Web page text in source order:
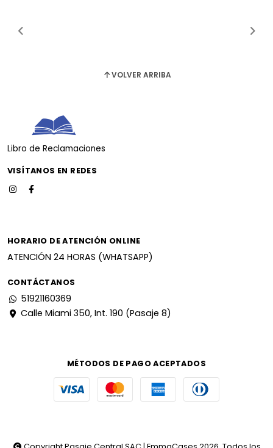
VOLVER ARRIBA
Libro de Reclamaciones
VISÍTANOS EN REDES
HORARIO DE ATENCIÓN ONLINE
ATENCIÓN 24 HORAS (WHATSAPP)
CONTÁCTANOS
51921160369
Calle Miami 350, Int. 190 (Pasaje 8)
MÉTODOS DE PAGO ACEPTADOS